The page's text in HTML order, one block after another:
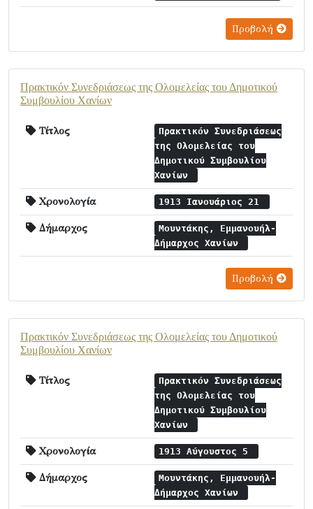
Προβολή
Πρακτικόν Συνεδριάσεως της Ολομελείας του Δημοτικού
Συμβουλίου Χανίων
Τίτλος
Πρακτικόν Συνεδριάσεως
της Ολομελείας του
Δημοτικού Συμβουλίου
Χανίων
Χρονολογία 1913 Ιανουάριος 21
Δήμαρχος
Μουντάκης, Εμμανουήλ-
Δήμαρχος Χανίων
Προβολή
Πρακτικόν Συνεδριάσεως της Ολομελείας του Δημοτικού
Συμβουλίου Χανίων
Τίτλος
Πρακτικόν Συνεδριάσεως
της Ολομελείας του
Δημοτικού Συμβουλίου
Χανίων
Χρονολογία 1913 Αύγουστος 5
Δήμαρχος
Μουντάκης, Εμμανουήλ-
Δήμαρχος Χανίων